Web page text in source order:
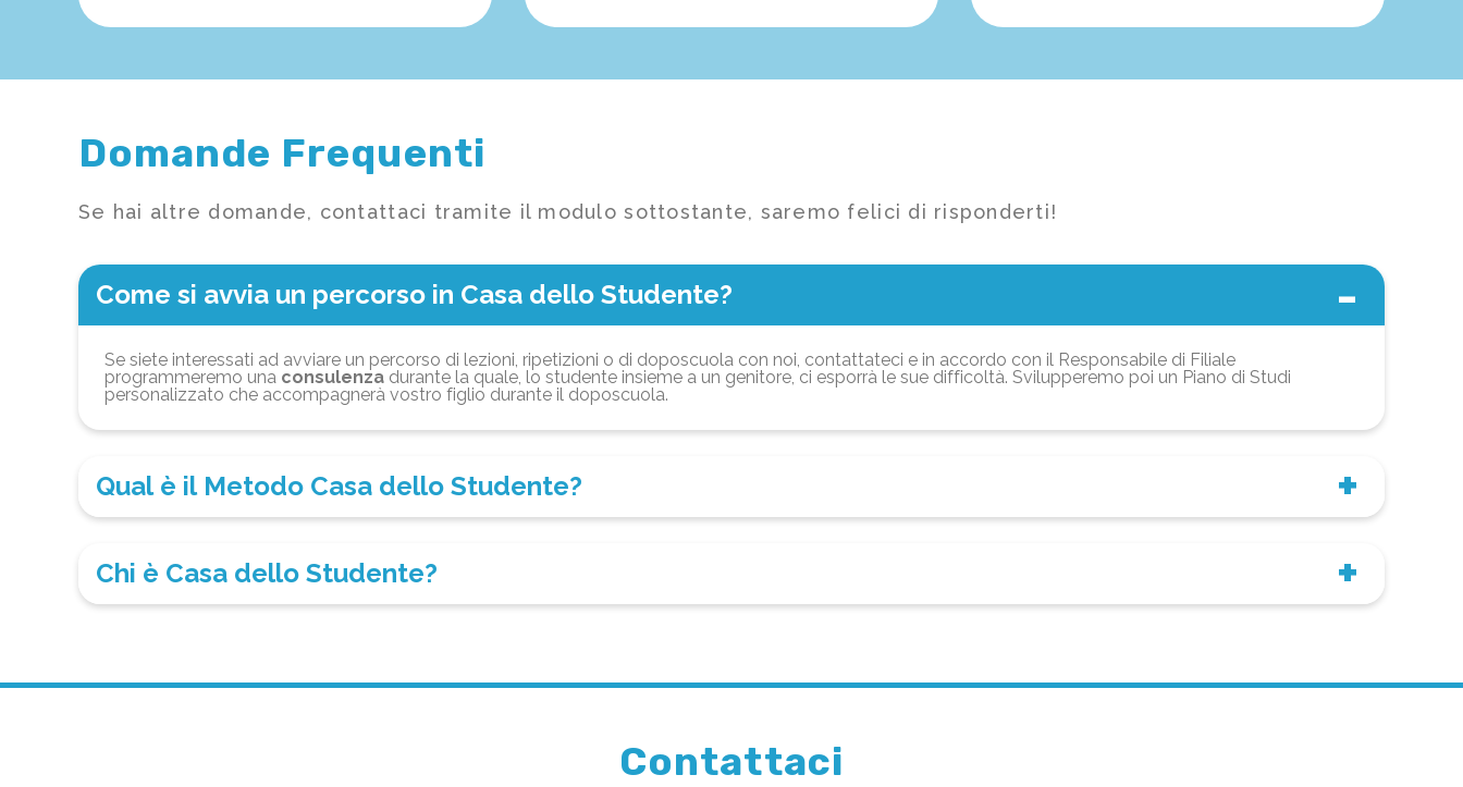
Domande Frequenti
Se hai altre domande, contattaci tramite il modulo sottostante, saremo felici di risponderti!
Come si avvia un percorso in Casa dello Studente?
Se siete interessati ad avviare un percorso di lezioni, ripetizioni o di doposcuola con noi, contattateci e in accordo con il Responsabile di Filiale
programmeremo una consulenza durante la quale, lo studente insieme a un genitore, ci esporrà le sue difficoltà. Svilupperemo poi un Piano di Studi
personalizzato che accompagnerà vostro figlio durante il doposcuola.
Qual è il Metodo Casa dello Studente?
Chi è Casa dello Studente?
Contattaci